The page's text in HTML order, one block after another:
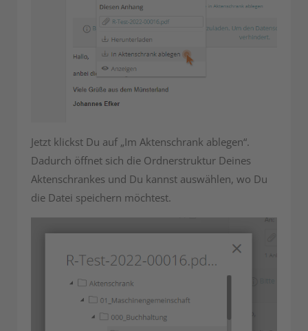
Jetzt klickst Du auf „Im Aktenschrank ablegen“.
Dadurch öffnet sich die Ordnerstruktur Deines
Aktenschrankes und Du kannst auswählen, wo Du
die Datei speichern möchtest.